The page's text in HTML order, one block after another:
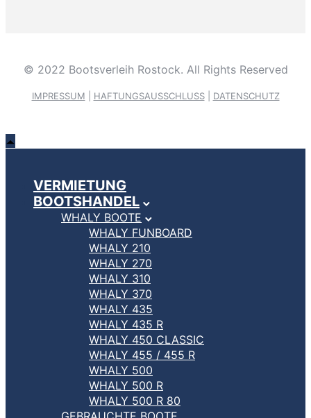
© 2022 Bootsverleih Rostock. All Rights Reserved
IMPRESSUM HAFTUNGSAUSSCHLUSS| DATENSCHUTZ
VERMIETUNG
BOOTSHANDEL
WHALY BOOTE
WHALY FUNBOARD
WHALY 210
WHALY 270
WHALY 310
WHALY 370
WHALY 435
WHALY 435 R
WHALY 450 CLASSIC
WHALY 455 / 455 R
WHALY 500
WHALY 500 R
WHALY 500 R 80